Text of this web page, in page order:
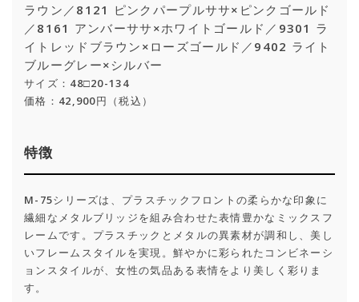
ラウン／8121 ピンクパープルササ×ピンクゴールド
／8161 アンバーササ×ホワイトゴールド／9301 ラ
イトレッドブラウン×ローズゴールド／9402 ライト
ブルーグレー×シルバー
サイズ：48□20-134
価格：42,900円（税込）
特徴
M-75シリーズは、プラスチックフロントの柔らかな印象に
繊細なメタルブリッジを組み合わせた表情豊かなミックスフ
レームです。プラスチックとメタルの異素材が調和し、美し
いフレームスタイルを実現。鮮やかに彩られたコンビネーシ
ョンスタイルが、女性の気品ある表情をより美しく彩りま
す。